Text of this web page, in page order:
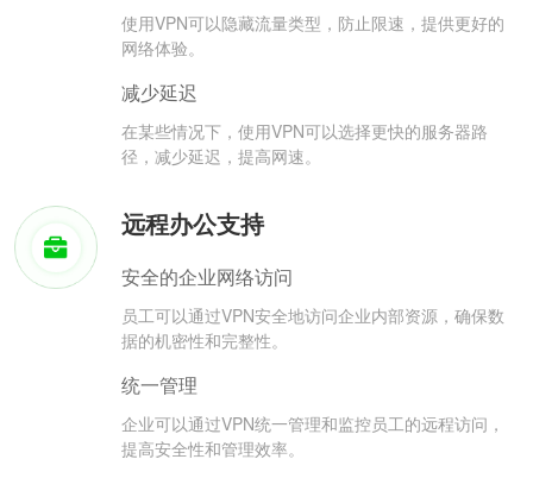
使用VPN可以隐藏流量类型，防止限速，提供更好的
网络体验。
减少延迟
在某些情况下，使用VPN可以选择更快的服务器路
径，减少延迟，提高网速。
远程办公支持
安全的企业网络访问
员工可以通过VPN安全地访问企业内部资源，确保数
据的机密性和完整性。
统一管理
企业可以通过VPN统一管理和监控员工的远程访问，
提高安全性和管理效率。